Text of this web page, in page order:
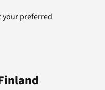
your preferred